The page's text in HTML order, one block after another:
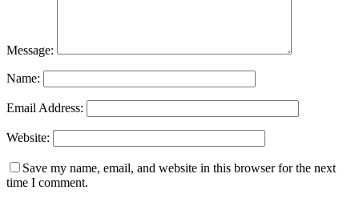
Message:
Name:
Email Address:
Website:
Save my name, email, and website in this browser for the next
time I comment.